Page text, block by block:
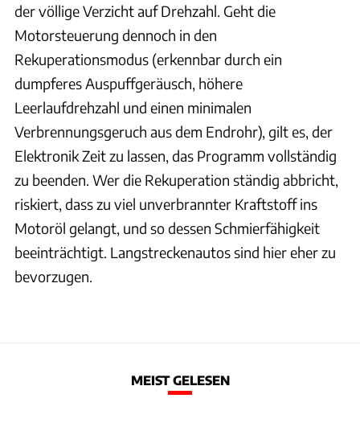
der völlige Verzicht auf Drehzahl. Geht die
Motorsteuerung dennoch in den
Rekuperationsmodus (erkennbar durch ein
dumpferes Auspuffgeräusch, höhere
Leerlaufdrehzahl und einen minimalen
Verbrennungsgeruch aus dem Endrohr), gilt es, der
Elektronik Zeit zu lassen, das Programm vollständig
zu beenden. Wer die Rekuperation ständig abbricht,
riskiert, dass zu viel unverbrannter Kraftstoff ins
Motoröl gelangt, und so dessen Schmierfähigkeit
beeinträchtigt. Langstreckenautos sind hier eher zu
bevorzugen.
MEIST GELESEN